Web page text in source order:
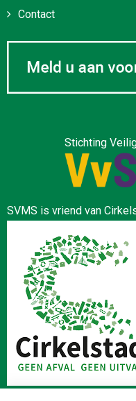
Contact
Stichting
SVMS is vriend van